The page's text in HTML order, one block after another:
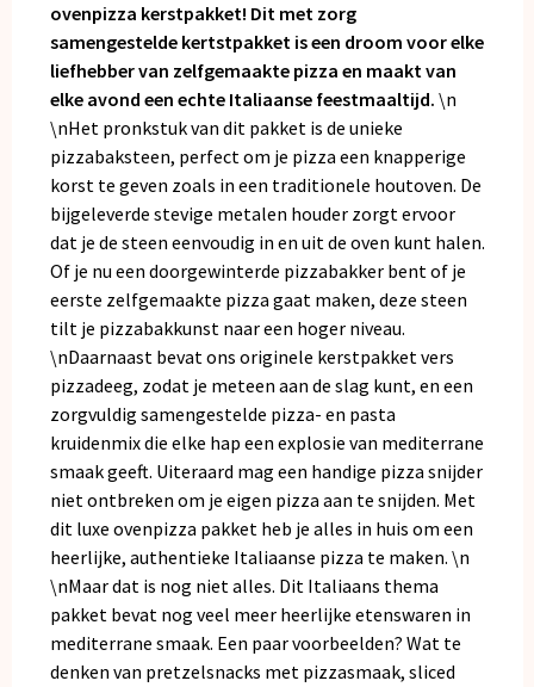
ovenpizza kerstpakket! Dit met zorg
samengestelde kertstpakket is een droom voor elke
liefhebber van zelfgemaakte pizza en maakt van
elke avond een echte Italiaanse feestmaaltijd. \n
\nHet pronkstuk van dit pakket is de unieke
pizzabaksteen, perfect om je pizza een knapperige
korst te geven zoals in een traditionele houtoven. De
bijgeleverde stevige metalen houder zorgt ervoor
dat je de steen eenvoudig in en uit de oven kunt halen.
Of je nu een doorgewinterde pizzabakker bent of je
eerste zelfgemaakte pizza gaat maken, deze steen
tilt je pizzabakkunst naar een hoger niveau.
\nDaarnaast bevat ons originele kerstpakket vers
pizzadeeg, zodat je meteen aan de slag kunt, en een
zorgvuldig samengestelde pizza- en pasta
kruidenmix die elke hap een explosie van mediterrane
smaak geeft. Uiteraard mag een handige pizza snijder
niet ontbreken om je eigen pizza aan te snijden. Met
dit luxe ovenpizza pakket heb je alles in huis om een
heerlijke, authentieke Italiaanse pizza te maken. \n
\nMaar dat is nog niet alles. Dit Italiaans thema
pakket bevat nog veel meer heerlijke etenswaren in
mediterrane smaak. Een paar voorbeelden? Wat te
denken van pretzelsnacks met pizzasmaak, sliced